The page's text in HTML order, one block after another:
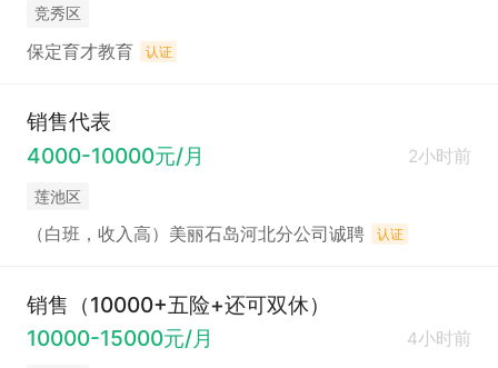
竞秀区
保定育才教育 认证
销售代表
4000-10000元/月
2小时前
莲池区
（白班，收入高）美丽石岛河北分公司诚聘 认证
销售（10000+五险+还可双休）
10000-15000元/月
4小时前